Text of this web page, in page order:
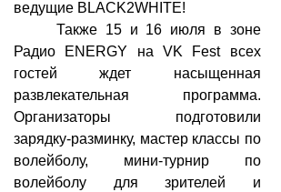
ведущие BLACK2WHITE!
Также 15 и 16 июля в зоне
Радио ENERGY на VK Fest всех
гостей ждет насыщенная
развлекательная программа.
Организаторы подготовили
зарядку-разминку, мастер классы по
волейболу, мини-турнир по
волейболу для зрителей и